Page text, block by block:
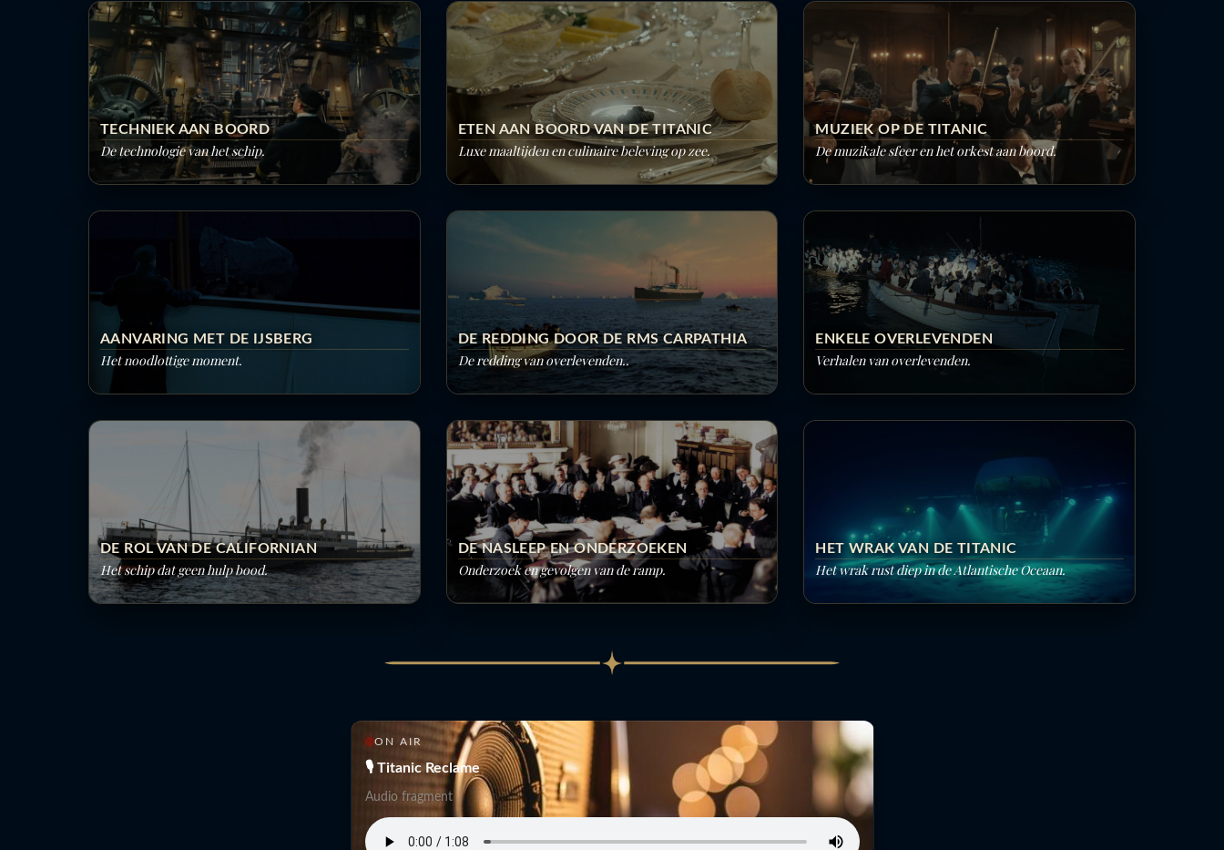
TECHNIEK AAN BOORD
De technologie van het schip.
ETEN AAN BOORD VAN DE TITANIC
Luxe maaltijden en culinaire beleving op zee.
MUZIEK OP DE TITANIC
De muzikale sfeer en het orkest aan boord.
AANVARING MET DE IJSBERG
Het noodlottige moment.
DE REDDING DOOR DE RMS CARPATHIA
De redding van overlevenden..
ENKELE OVERLEVENDEN
Verhalen van overlevenden.
DE ROL VAN DE CALIFORNIAN
Het schip dat geen hulp bood.
DE NASLEEP EN ONDERZOEKEN
Onderzoek en gevolgen van de ramp.
HET WRAK VAN DE TITANIC
Het wrak rust diep in de Atlantische Oceaan.
ON AIR
🎙 Titanic Reclame
Audio fragment